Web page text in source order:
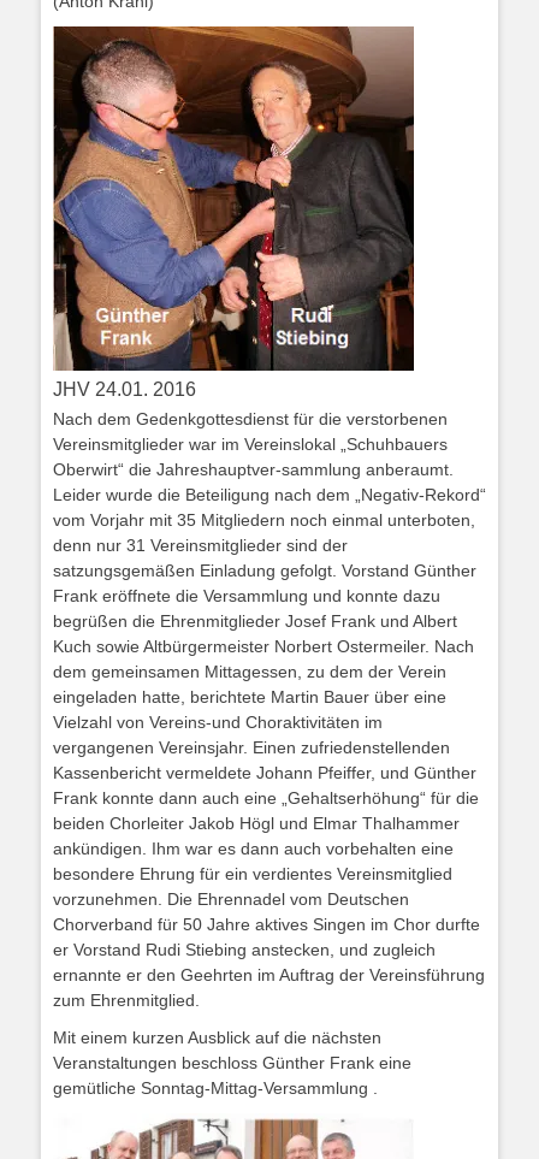
JHV 24.01. 2016
Nach dem Gedenkgottesdienst für die verstorbenen
Vereinsmitglieder war im Vereinslokal „Schuhbauers
Oberwirt“ die Jahreshauptver-sammlung anberaumt.
Leider wurde die Beteiligung nach dem „Negativ-Rekord“
vom Vorjahr mit 35 Mitgliedern noch einmal unterboten,
denn nur 31 Vereinsmitglieder sind der
satzungsgemäßen Einladung gefolgt. Vorstand Günther
Frank eröffnete die Versammlung und konnte dazu
begrüßen die Ehrenmitglieder Josef Frank und Albert
Kuch sowie Altbürgermeister Norbert Ostermeiler. Nach
dem gemeinsamen Mittagessen, zu dem der Verein
eingeladen hatte, berichtete Martin Bauer über eine
Vielzahl von Vereins-und Choraktivitäten im
vergangenen Vereinsjahr. Einen zufriedenstellenden
Kassenbericht vermeldete Johann Pfeiffer, und Günther
Frank konnte dann auch eine „Gehaltserhöhung“ für die
beiden Chorleiter Jakob Högl und Elmar Thalhammer
ankündigen. Ihm war es dann auch vorbehalten eine
besondere Ehrung für ein verdientes Vereinsmitglied
vorzunehmen. Die Ehrennadel vom Deutschen
Chorverband für 50 Jahre aktives Singen im Chor durfte
er Vorstand Rudi Stiebing anstecken, und zugleich
ernannte er den Geehrten im Auftrag der Vereinsführung
zum Ehrenmitglied.
Mit einem kurzen Ausblick auf die nächsten
Veranstaltungen beschloss Günther Frank eine
gemütliche Sonntag-Mittag-Versammlung .